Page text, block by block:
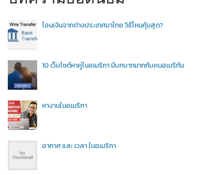
โอนเงินจากต่างประเทศมาไทย วิธีไหนคุ้มสุด?
10 เว็บไซต์หาคู่ในอเมริกา มีบทบาทมากกับคนอเมริกัน
หางานในอเมริกา
อากาศ และ เวลา ในอเมริกา